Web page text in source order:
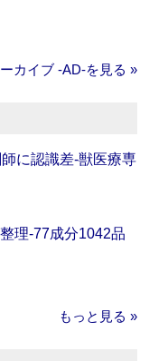
カイブ ‐AD‐を見る »
に認識差‐獣医療専
理‐77成分1042品
もっと見る »